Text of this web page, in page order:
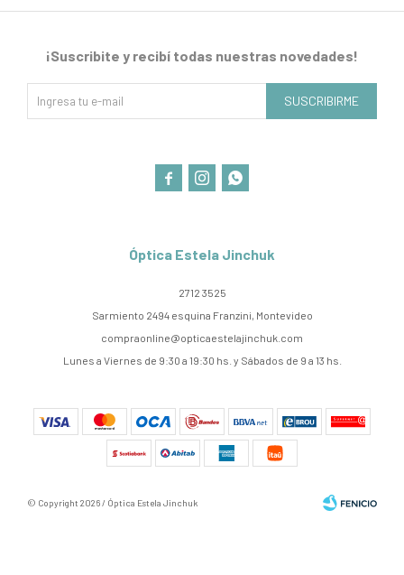
Óptica Estela Jinchuk
2712 3525
Sarmiento 2494 esquina Franzini, Montevideo
compraonline@opticaestelajinchuk.com
Lunes a Viernes de 9:30 a 19:30 hs. y Sábados de 9 a 13 hs.
¡Suscribite y recibí todas nuestras novedades!
SUSCRIBIRME
  
© Copyright 2026 / Óptica Estela Jinchuk